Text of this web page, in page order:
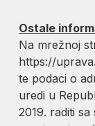
Ostale
Na mrežnoj
https://
te podaci o
uredi u
2019. raditi